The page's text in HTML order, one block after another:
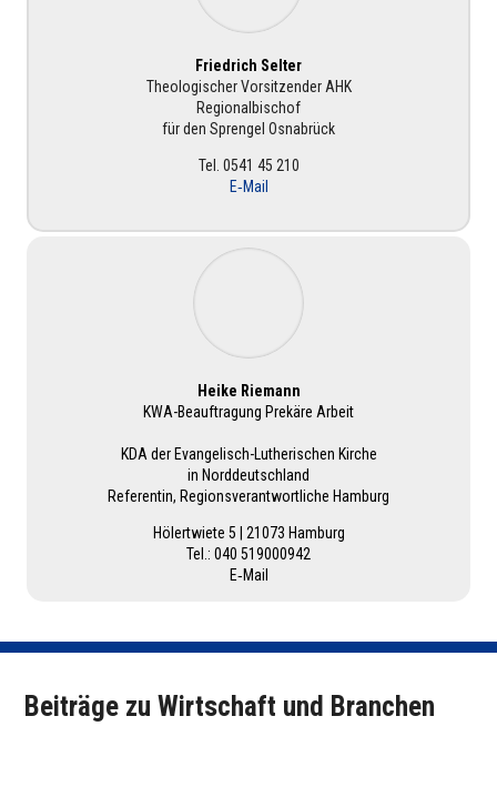
Fried­rich Selter
Theo­lo­gi­scher Vor­sit­zen­der AHK
Regio­nal­bi­schof
für den Sprengel Osna­brück
Tel. 0541 45 210
E‑Mail
Heike Riemann
KWA-Beauf­tra­gung Prekäre Arbeit
KDA der Evan­ge­lisch-Luthe­ri­schen Kirche
in Nord­deutsch­land
Refe­ren­tin, Regi­ons­ver­ant­wort­li­che Hamburg
Hölert­wiete 5 | 21073 Hamburg
Tel.: 040 519000942
E‑Mail
Beiträge zu Wirtschaft und Branchen